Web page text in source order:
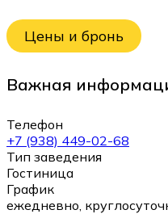
Цены и бронь
Важная
Телефон
+7 (938) 449-02-68
Тип заведения
Гостиница
График
ежедневно,